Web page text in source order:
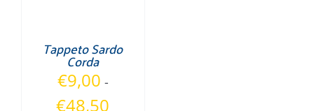
Tappeto Sardo
Corda
€9,00 -
€48,50